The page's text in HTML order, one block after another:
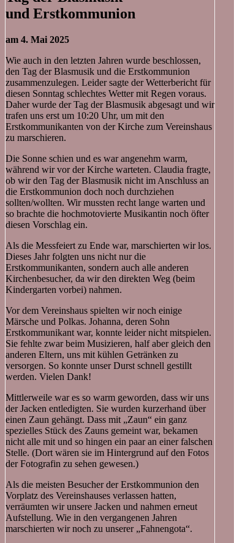
und Erstkommunion
am 4. Mai 2025
Wie auch in den letzten Jahren wurde beschlossen,
den Tag der Blasmusik und die Erstkommunion
zusammenzulegen. Leider sagte der Wetterbericht für
diesen Sonntag schlechtes Wetter mit Regen voraus.
Daher wurde der Tag der Blasmusik abgesagt und wir
trafen uns erst um 10:20 Uhr, um mit den
Erstkommunikanten von der Kirche zum Vereinshaus
zu marschieren.
Die Sonne schien und es war angenehm warm,
während wir vor der Kirche warteten. Claudia fragte,
ob wir den Tag der Blasmusik nicht im Anschluss an
die Erstkommunion doch noch durchziehen
sollten/wollten. Wir mussten recht lange warten und
so brachte die hochmotovierte Musikantin noch öfter
diesen Vorschlag ein.
Als die Messfeiert zu Ende war, marschierten wir los.
Dieses Jahr folgten uns nicht nur die
Erstkommunikanten, sondern auch alle anderen
Kirchenbesucher, da wir den direkten Weg (beim
Kindergarten vorbei) nahmen.
Vor dem Vereinshaus spielten wir noch einige
Märsche und Polkas. Johanna, deren Sohn
Erstkommunikant war, konnte leider nicht mitspielen.
Sie fehlte zwar beim Musizieren, half aber gleich den
anderen Eltern, uns mit kühlen Getränken zu
versorgen. So konnte unser Durst schnell gestillt
werden. Vielen Dank!
Mittlerweile war es so warm geworden, dass wir uns
der Jacken entledigten. Sie wurden kurzerhand über
einen Zaun gehängt. Dass mit „Zaun“ ein ganz
spezielles Stück des Zauns gemeint war, bekamen
nicht alle mit und so hingen ein paar an einer falschen
Stelle. (Dort wären sie im Hintergrund auf den Fotos
der Fotografin zu sehen gewesen.)
Als die meisten Besucher der Erstkommunion den
Vorplatz des Vereinshauses verlassen hatten,
verräumten wir unsere Jacken und nahmen erneut
Aufstellung. Wie in den vergangenen Jahren
marschierten wir noch zu unserer „Fahnengota“.